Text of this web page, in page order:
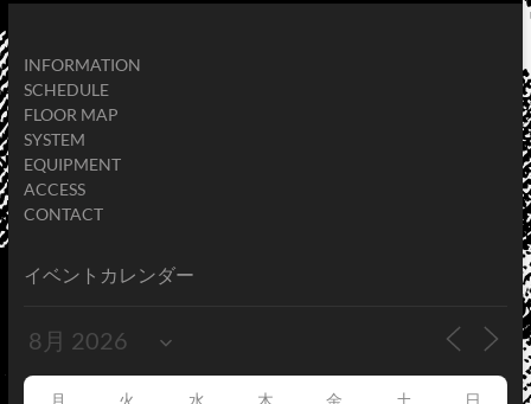
INFORMATION
SCHEDULE
FLOOR MAP
SYSTEM
EQUIPMENT
ACCESS
CONTACT
イベントカレンダー
月 火 水 木 金 土 日